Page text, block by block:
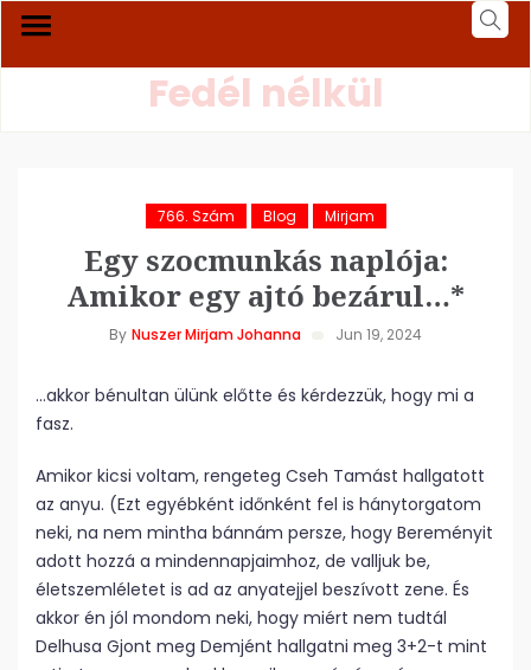
Fedél nélkül
766. Szám Blog Mirjam
Egy szocmunkás naplója:
Amikor egy ajtó bezárul…*
By Nuszer Mirjam Johanna Jun 19, 2024
…akkor bénultan ülünk előtte és kérdezzük, hogy mi a
fasz.
Amikor kicsi voltam, rengeteg Cseh Tamást hallgatott
az anyu. (Ezt egyébként időnként fel is hánytorgatom
neki, na nem mintha bánnám persze, hogy Bereményit
adott hozzá a mindennapjaimhoz, de valljuk be,
életszemléletet is ad az anyatejjel beszívott zene. És
akkor én jól mondom neki, hogy miért nem tudtál
Delhusa Gjont meg Demjént hallgatni meg 3+2-t mint